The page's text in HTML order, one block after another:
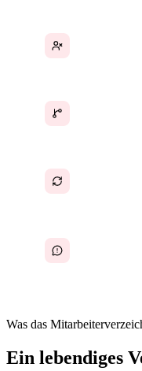
Was das
Ein lebendiges